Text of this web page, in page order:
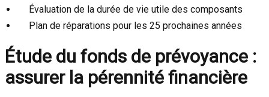
Évaluation de la durée de vie utile des composants
Plan de réparations pour les 25 prochaines années
Étude du fonds de prévoyance :
assurer la pérennité financière